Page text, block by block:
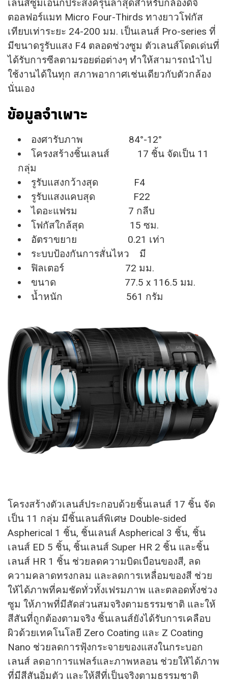
เลนส์ซูมเอนกประสงค์รุ่นล่าสุดสำหรับกล้องดิจิ
ตอลฟอร์แมท Micro Four-Thirds ทางยาวโฟกัส
เทียบเท่าระยะ 24-200 มม. เป็นเลนส์ Pro-series ที่
มีขนาดรูรับแสง F4 ตลอดช่วงซูม ตัวเลนส์โดดเด่นที่
ได้รับการซีลตามรอยต่อต่างๆ ทำให้สามารถนำไป
ใช้งานได้ในทุก สภาพอากาศเช่นเดียวกับตัวกล้อง
นั่นเอง
ข้อมูลจำเพาะ
องศารับภาพ 84°-12°
โครงสร้างชิ้นเลนส์ 17 ชิ้น จัดเป็น 11
กลุ่ม
รูรับแสงกว้างสุด F4
รูรับแสงแคบสุด F22
ไดอะแฟรม 7 กลีบ
โฟกัสใกล้สุด 15 ซม.
อัตราขยาย 0.21 เท่า
ระบบป้องกันการสั่นไหว มี
ฟิลเตอร์ 72 มม.
ขนาด 77.5 x 116.5 มม.
น้ำหนัก 561 กรัม
โครงสร้างตัวเลนส์ประกอบด้วยชิ้นเลนส์ 17 ชิ้น จัด
เป็น 11 กลุ่ม มีชิ้นเลนส์พิเศษ Double-sided
Aspherical 1 ชิ้น, ชิ้นเลนส์ Aspherical 3 ชิ้น, ชิ้น
เลนส์ ED 5 ชิ้น, ชิ้นเลนส์ Super HR 2 ชิ้น และชิ้น
เลนส์ HR 1 ชิ้น ช่วยลดความบิดเบือนของสี, ลด
ความคลาดทรงกลม และลดการเหลื่อมของสี ช่วย
ให้ได้ภาพที่คมชัดทั่วทั้งเฟรมภาพ และตลอดทั้งช่วง
ซูม ให้ภาพที่มีสัดส่วนสมจริงตามธรรมชาติ และให้
สีสันที่ถูกต้องตามจริง ชิ้นเลนส์ยังได้รับการเคลือบ
ผิวด้วยเทคโนโลยี Zero Coating และ Z Coating
Nano ช่วยลดการฟุ้งกระจายของแสงในกระบอก
เลนส์ ลดอาการแฟลร์และภาพหลอน ช่วยให้ได้ภาพ
ที่มีสีสันอิ่มตัว และให้สีที่เป็นจริงตามธรรมชาติ